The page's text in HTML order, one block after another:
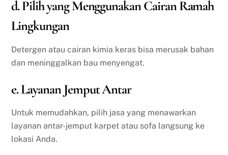
d. Pilih yang Menggunakan Cairan Ramah
Lingkungan
Detergen atau cairan kimia keras bisa merusak bahan
dan meninggalkan bau menyengat.
e. Layanan Jemput Antar
Untuk memudahkan, pilih jasa yang menawarkan
layanan antar-jemput karpet atau sofa langsung ke
lokasi Anda.